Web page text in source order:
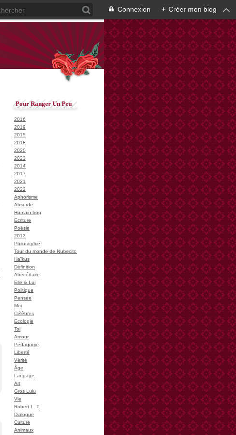
Connexion + Créer mon blog
Pour Ranger Un Peu
2016
2019
2015
2018
2020
2023
2014
2017
2021
2022
Aphorisme
Absurde
Humain trop
Ecriture
Poésie
2013
Philosophie
Tour du monde de Nubecito
Haïkus
Définition
Abécédaire
Elle & Lui
Politique
Pensée
Moi
Célèbres
Ecologie
Toi
Amour
Pédagogie
Liberté
Vérité
Âge
Langage
Art
Gros Lulu
Vie
Robert L. T.
Dialogue
Culture
Animaux